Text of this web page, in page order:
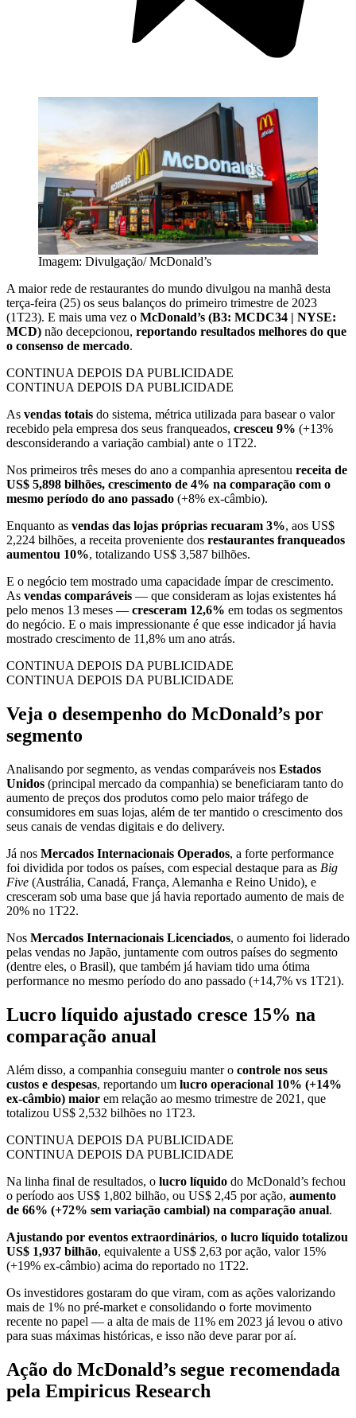
Imagem: Divulgação/ McDonald’s
A maior rede de restaurantes do mundo divulgou na manhã desta
terça-feira (25) os seus balanços do primeiro trimestre de 2023
(1T23). E mais uma vez o McDonald’s (B3: MCDC34 | NYSE:
MCD) não decepcionou, reportando resultados melhores do que
o consenso de mercado.
CONTINUA DEPOIS DA PUBLICIDADE
CONTINUA DEPOIS DA PUBLICIDADE
As vendas totais do sistema, métrica utilizada para basear o valor
recebido pela empresa dos seus franqueados, cresceu 9% (+13%
desconsiderando a variação cambial) ante o 1T22.
Nos primeiros três meses do ano a companhia apresentou receita de
US$ 5,898 bilhões, crescimento de 4% na comparação com o
mesmo período do ano passado (+8% ex-câmbio).
Enquanto as vendas das lojas próprias recuaram 3%, aos US$
2,224 bilhões, a receita proveniente dos restaurantes franqueados
aumentou 10%, totalizando US$ 3,587 bilhões.
E o negócio tem mostrado uma capacidade ímpar de crescimento.
As vendas comparáveis — que consideram as lojas existentes há
pelo menos 13 meses — cresceram 12,6% em todas os segmentos
do negócio. E o mais impressionante é que esse indicador já havia
mostrado crescimento de 11,8% um ano atrás.
CONTINUA DEPOIS DA PUBLICIDADE
CONTINUA DEPOIS DA PUBLICIDADE
Veja o desempenho do McDonald’s por
segmento
Analisando por segmento, as vendas comparáveis nos Estados
Unidos (principal mercado da companhia) se beneficiaram tanto do
aumento de preços dos produtos como pelo maior tráfego de
consumidores em suas lojas, além de ter mantido o crescimento dos
seus canais de vendas digitais e do delivery.
Já nos Mercados Internacionais Operados, a forte performance
foi dividida por todos os países, com especial destaque para as Big
Five (Austrália, Canadá, França, Alemanha e Reino Unido), e
cresceram sob uma base que já havia reportado aumento de mais de
20% no 1T22.
Nos Mercados Internacionais Licenciados, o aumento foi liderado
pelas vendas no Japão, juntamente com outros países do segmento
(dentre eles, o Brasil), que também já haviam tido uma ótima
performance no mesmo período do ano passado (+14,7% vs 1T21).
Lucro líquido ajustado cresce 15% na
comparação anual
Além disso, a companhia conseguiu manter o controle nos seus
custos e despesas, reportando um lucro operacional 10% (+14%
ex-câmbio) maior em relação ao mesmo trimestre de 2021, que
totalizou US$ 2,532 bilhões no 1T23.
CONTINUA DEPOIS DA PUBLICIDADE
CONTINUA DEPOIS DA PUBLICIDADE
Na linha final de resultados, o lucro líquido do McDonald’s fechou
o período aos US$ 1,802 bilhão, ou US$ 2,45 por ação, aumento
de 66% (+72% sem variação cambial) na comparação anual.
Ajustando por eventos extraordinários, o lucro líquido totalizou
US$ 1,937 bilhão, equivalente a US$ 2,63 por ação, valor 15%
(+19% ex-câmbio) acima do reportado no 1T22.
Os investidores gostaram do que viram, com as ações valorizando
mais de 1% no pré-market e consolidando o forte movimento
recente no papel — a alta de mais de 11% em 2023 já levou o ativo
para suas máximas históricas, e isso não deve parar por aí.
Ação do McDonald’s segue recomendada
pela Empiricus Research